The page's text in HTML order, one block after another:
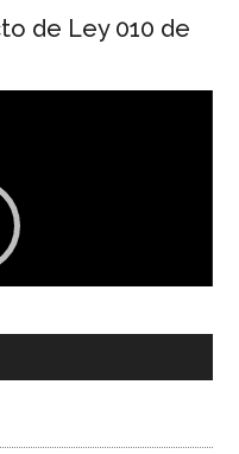
de Ley 010 de
01:04
Corporación